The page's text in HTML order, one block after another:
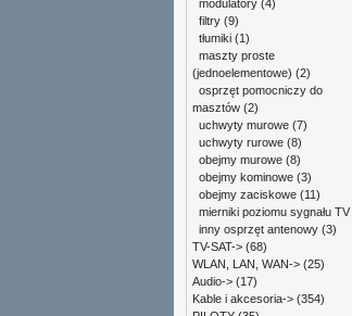
modulatory (4)
filtry (9)
tłumiki (1)
maszty proste
(jednoelementowe) (2)
osprzęt pomocniczy do
masztów (2)
uchwyty murowe (7)
uchwyty rurowe (8)
obejmy murowe (8)
obejmy kominowe (3)
obejmy zaciskowe (11)
mierniki poziomu sygnału TV
inny osprzęt antenowy (3)
TV-SAT-> (68)
WLAN, LAN, WAN-> (25)
Audio-> (17)
Kable i akcesoria-> (354)